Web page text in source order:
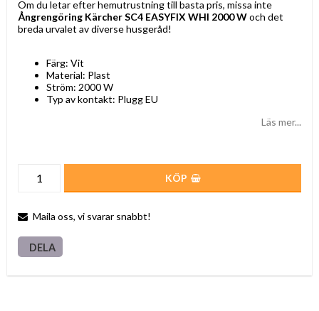
Om du letar efter hemutrustning till basta pris, missa inte
Ångrengöring Kärcher SC4 EASYFIX WHI 2000 Woch det
breda urvalet av diverse husgeråd!
Färg: Vit
Material: Plast
Ström: 2000 W
Typ av kontakt: Plugg EU
Läs mer...
KÖP
Maila oss, vi svarar snabbt!
DELA